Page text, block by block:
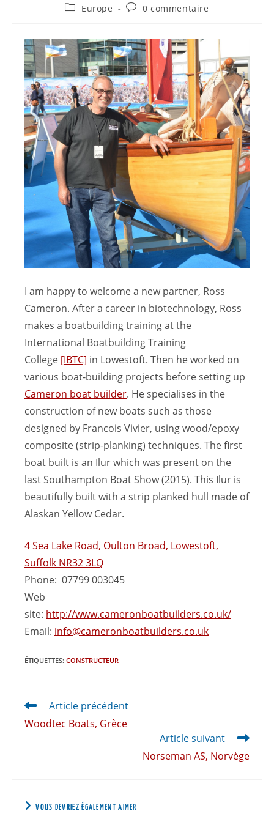
Europe
0 commentaire
I am happy to welcome a new partner, Ross
Cameron. After a career in biotechnology, Ross
makes a boatbuilding training at the
International Boatbuilding Training
College [IBTC] in Lowestoft. Then he worked on
various boat-building projects before setting up
Cameron boat builder. He specialises in the
construction of new boats such as those
designed by Francois Vivier, using wood/epoxy
composite (strip-planking) techniques. The first
boat built is an Ilur which was present on the
last Southampton Boat Show (2015). This Ilur is
beautifully built with a strip planked hull made of
Alaskan Yellow Cedar.
4 Sea Lake Road, Oulton Broad, Lowestoft,
Suffolk NR32 3LQ
Phone: 07799 003045
Web
site: http://www.cameronboatbuilders.co.uk/
Email: info@cameronboatbuilders.co.uk
ÉTIQUETTES: CONSTRUCTEUR
Article précédent
Woodtec Boats, Grèce
Article suivant
Norseman AS, Norvège
VOUS DEVRIEZ ÉGALEMENT AIMER